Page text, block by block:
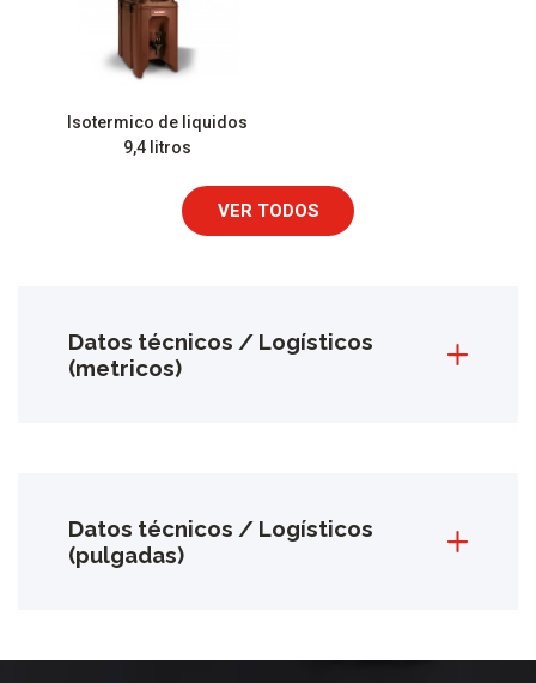
Isotermico de liquidos
9,4 litros
VER TODOS
Datos técnicos / Logísticos
(metricos)
Datos técnicos / Logísticos
(pulgadas)